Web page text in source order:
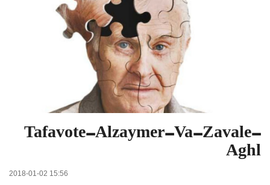
Tafavote-Alzaymer-Va-Zavale-
Aghl
2018-01-02 15:56